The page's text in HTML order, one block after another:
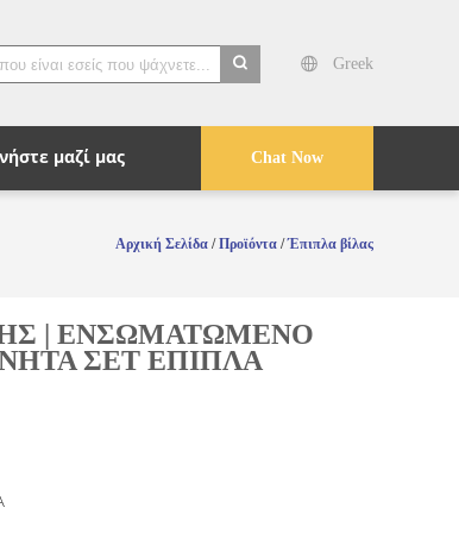
Greek
Chat Now
μαζί μας
Αρχική Σελίδα /Προϊόντα /Έπιπλα βίλας
| ΕΝΣΩΜΑΤΩΜΕΝΟ
ΣΕΤ ΕΠΙΠΛΑ